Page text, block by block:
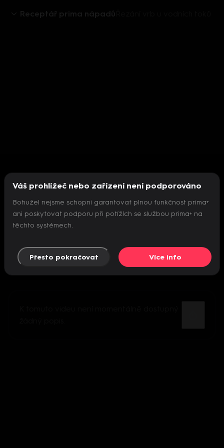
Receptář prima nápadů
Nepodařilo se inicializovat přehrávač
Váš prohlížeč nebo zařízení není podporováno
Bohužel nejsme schopni garantovat plnou funkčnost prima+
ani poskytovat podporu při potížích se službou prima+ na
těchto systémech.
Přesto pokračovat Více info